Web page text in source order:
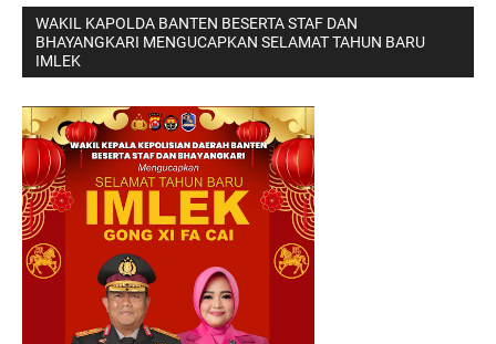
WAKIL KAPOLDA BANTEN BESERTA STAF DAN
BHAYANGKARI MENGUCAPKAN SELAMAT TAHUN BARU
IMLEK